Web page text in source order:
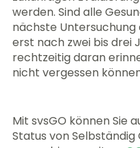
werden. Sind alle
nächste
erst nach zwei bis drei
rechtzeitig daran
nicht vergessen
Mit svsGO können Sie
Status von